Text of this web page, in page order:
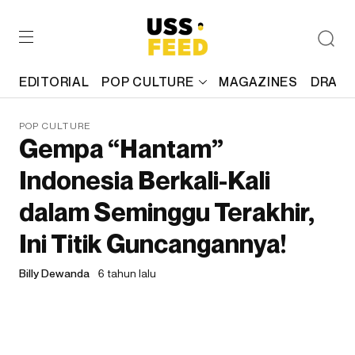
EDITORIAL POP CULTURE MAGAZINES
POP CULTURE
Gempa “Hantam”
Indonesia Berkali-Kali
dalam Seminggu Terakhir,
Ini Titik Guncangannya!
Billy Dewanda 6 tahun lalu